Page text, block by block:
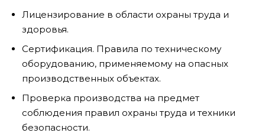
Лицензирование в области охраны труда и
здоровья.
Сертификация. Правила по техническому
оборудованию, применяемому на опасных
производственных объектах.
Проверка производства на предмет
соблюдения правил охраны труда и техники
безопасности.